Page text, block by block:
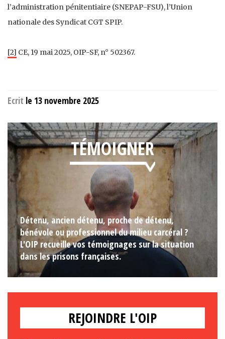
l’administration pénitentiaire (SNEPAP-FSU), l’Union
nationale des Syndicat CGT SPIP.
[2] CE, 19 mai 2025, OIP-SF, n° 502367.
Ecrit le 13 novembre 2025
TÉMOIGNER
Détenu, ancien détenu, proche de détenu,
bénévole ou professionnel du milieu carcéral ?
L'OIP recueille vos témoignages sur la situation
dans les prisons françaises.
REJOINDRE L'OIP